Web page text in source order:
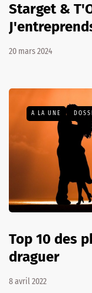
Starget &
20 mars 2024
A LA UNE
Top 10 des
draguer
8 avril 2022